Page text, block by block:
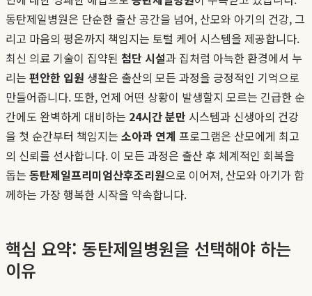
동탄제일병원은 단순한 출산 공간을 넘어, 산모와 아기의 건강, 그
리고 마음의 평온까지 책임지는 토털 케어 시스템을 제공합니다.
최신 의료 기술이 집약된 첨단 시설과 집처럼 아늑한 환경에서 누
리는 편안한 입원 생활은 출산의 모든 과정을 긍정적인 기억으로
만들어줍니다. 또한, 언제 어떤 상황이 발생할지 모르는 긴급한 순
간에도 완벽하게 대비하는 24시간 분만 시스템과 신생아의 건강
을 첫 순간부터 책임지는 소아과 연계 프로그램은 산모에게 최고
의 신뢰를 선사합니다. 이 모든 과정은 출산 후 체계적인 회복을
돕는 동탄제일프리미엄산후조리원으로 이어져, 산모와 아기가 함
께하는 가장 행복한 시작을 약속합니다.
핵심 요약: 동탄제일병원을 선택해야 하는
이유